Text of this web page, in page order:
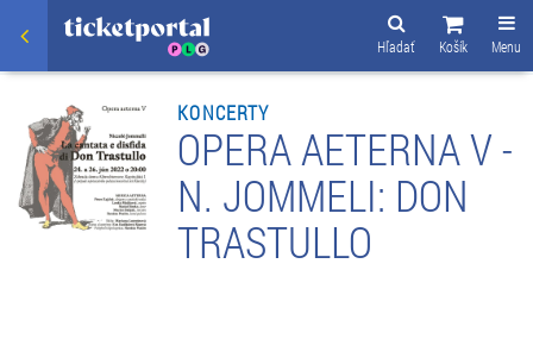
Menu
Košík
Hľadať
KONCERTY
OPERA AETERNA V -
N. JOMMELI: DON
TRASTULLO